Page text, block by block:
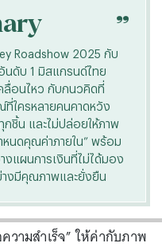
“
Roadshow 2025 กับ
ดับ 1 มิสแกรนด์ไทย
ลื่อนไหว กับกนวคิดที่
ใครหลายคนคาดหวัง
กชิ้น และไม่ปล่อยให้ภาพ
นดคุณค่าภายใน” พร้อม
งแผนการเงินที่ไม่ได้มอง
างมีคุณภาพและยั่งยืน
ามสำเร็จ” ให้ค่ากับภาพ